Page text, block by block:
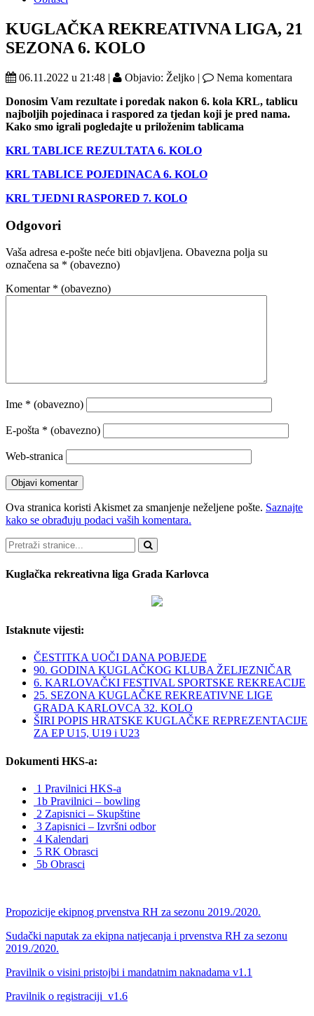
KUGLAČKA REKREATIVNA LIGA, 21
SEZONA 6. KOLO
06.11.2022 u 21:48 | Objavio: Željko |
Nema komentara
Donosim Vam rezultate i poredak nakon 6. kola KRL, tablicu
najboljih pojedinaca i raspored za tjedan koji je pred nama.
Kako smo igrali pogledajte u priloženim tablicama
KRL TABLICE REZULTATA 6. KOLO
KRL TABLICE POJEDINACA 6. KOLO
KRL TJEDNI RASPORED 7. KOLO
Odgovori
Vaša adresa e-pošte neće biti objavljena. Obavezna polja su
označena sa * (obavezno)
Komentar * (obavezno)
Ime * (obavezno)
E-pošta * (obavezno)
Web-stranica
Ova stranica koristi Akismet za smanjenje neželjene pošte. Saznajte
kako se obrađuju podaci vaših komentara.
Pretraži
Kuglačka rekreativna liga Grada Karlovca
Istaknute vijesti:
ČESTITKA UOČI DANA POBJEDE
90. GODINA KUGLAČKOG KLUBA ŽELJEZNIČAR
6. KARLOVAČKI FESTIVAL SPORTSKE REKREACIJE
25. SEZONA KUGLAČKE REKREATIVNE LIGE
GRADA KARLOVCA 32. KOLO
ŠIRI POPIS HRATSKE KUGLAČKE REPREZENTACIJE
ZA EP U15, U19 i U23
Dokumenti HKS-a:
1 Pravilnici HKS-a
1b Pravilnici – bowling
2 Zapisnici – Skupštine
3 Zapisnici – Izvršni odbor
4 Kalendari
5 RK Obrasci
5b Obrasci
Propozicije ekipnog prvenstva RH za sezonu 2019./2020.
Sudački naputak za ekipna natjecanja i prvenstva RH za sezonu
2019./2020.
Pravilnik o visini pristojbi i mandatnim naknadama v1.1
Pravilnik o registraciji_v1.6